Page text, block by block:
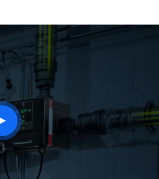
play
button